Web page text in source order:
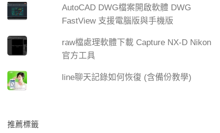
AutoCAD DWG檔案開啟軟體 DWG
FastView 支援電腦版與手機版
raw檔處理軟體下載 Capture NX-D Nikon
官方工具
line聊天記錄如何恢復 (含備份教學)
推薦標籤